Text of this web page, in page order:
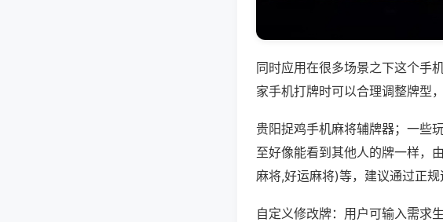
同时应用在很多场景之下这个手
家手机打牌时可以合理调整牌型
贵阳捉鸡手机麻将辅牌器；一些
至好像能看到其他人的牌一样，
麻将,好运麻将)等，建议通过正规
自定义修改牌：用户可输入需求